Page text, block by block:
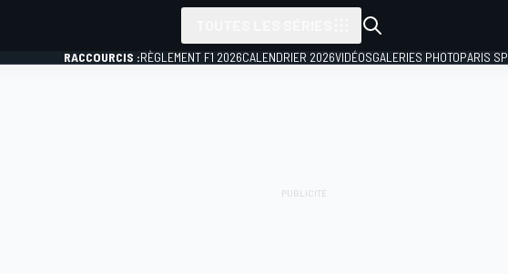
RACCOURCIS :RÈGLEMENT F1 2026CALENDRIER 2026VIDÉOSGALERIES PHOTOPARIS